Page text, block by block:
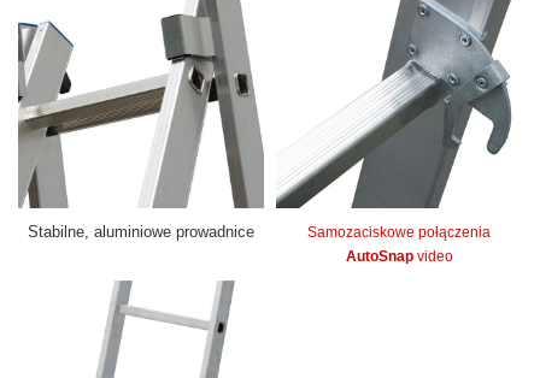
Stabilne, aluminiowe prowadnice
Samozaciskowe połączenia
AutoSnapvideo